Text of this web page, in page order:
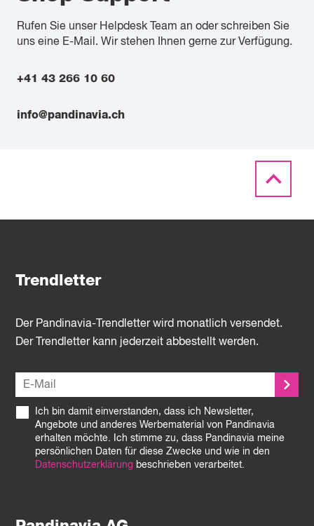
Rufen Sie unser Helpdesk Team an oder schreiben Sie
uns eine E-Mail. Wir stehen Ihnen gerne zur Verfügung.
+41 43 266 10 60
info@pandinavia.ch
Trendletter
Der Pandinavia-Trendletter wird monatlich versendet.
Der Trendletter kann jederzeit abbestellt werden.
Ich bin damit einverstanden, dass ich Newsletter,
Angebote und anderes Werbematerial von Pandinavia
erhalten möchte. Ich stimme zu, dass Pandinavia meine
persönlichen Daten für diese Zwecke und wie in den
Datenschutzerklärung beschrieben verarbeitet.